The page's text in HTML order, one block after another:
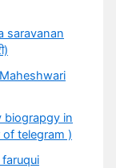
saravanan
Maheshwari
biograpgy in
telegram )
faruqui